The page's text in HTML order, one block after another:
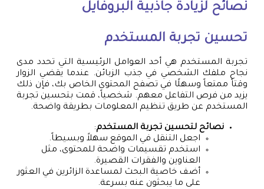
نصائح لزيادة جاذبية البروفايل
تحسين تجربة المستخدم
تجربة المستخدم هي أحد العوامل الرئيسية التي تحدد مدى
نجاح ملفك الشخصي في جذب الزبائن. عندما يقضي الزوار
وقتاً ممتعاً وسهلًا في تصفح المحتوى الخاص بك، فإن ذلك
يزيد من فرص التفاعل معهم. شخصياً، قمت بتحسين تجربة
المستخدم عن طريق تنظيم المعلومات بطريقة واضحة.
نصائح لتحسين تجربة المستخدم:
اجعل التنقل في الموقع سهلاً وبسيطاً.
استخدم تقسيمات واضحة للمحتوى، مثل
العناوين والفقرات القصيرة.
أضف خاصية البحث لمساعدة الزائرين في العثور
على ما يبحثون عنه بسرعة.